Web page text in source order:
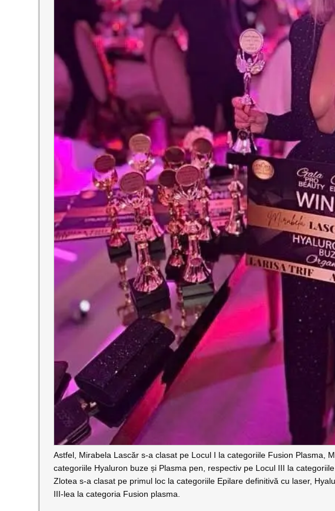
Astfel, Mirabela Lascăr s-a clasat pe Locul I la categoriile Fusion Plasma,
categoriile Hyaluron buze și Plasma pen, respectiv pe Locul III la
Zlotea s-a clasat pe primul loc la categoriile Epilare definitivă cu laser,
III-lea la categoria Fusion plasma.